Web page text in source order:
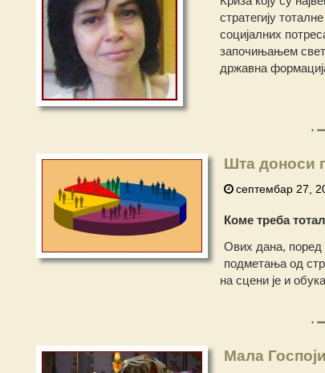
стратегију
социјалних
започињањем
државна
Шта доноси
септембар 27,
Коме треба
Ових дана, поред
подметања од
на сцени је и
Мала